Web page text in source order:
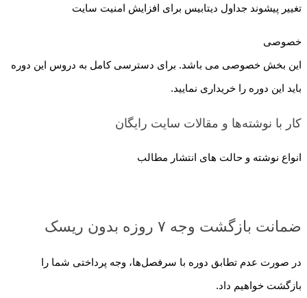
تغییر پیشوند جداول دیتابیس برای افزایش امنیت سایت
خصوصی
این بخش خصوصی می باشد. برای دسترسی کامل به دروس این دوره
باید این دوره را خریداری نمایید.
کار با نوشته‌ها و مقالات سایت رایگان
انواع نوشته و حالت های انتشار مطالب
ضمانت بازگشت وجه ۷ روزه بدون ریسک
در صورت عدم تطابق دوره با سرفصل‌ها، وجه پرداختی شما را
بازگشت خواهیم داد.